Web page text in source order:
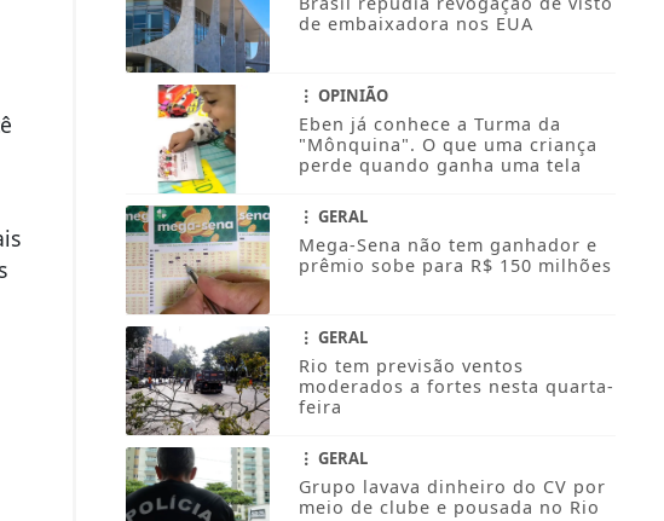
de embaixadora nos EUA
OPINIÃO
Eben já conhece a Turma da
"Mônquina". O que uma criança
perde quando ganha uma tela
GERAL
Mega-Sena não tem ganhador e
prêmio sobe para R$ 150 milhões
GERAL
Rio tem previsão ventos
moderados a fortes nesta quarta-
feira
GERAL
Grupo lavava dinheiro do CV por
meio de clube e pousada no Rio